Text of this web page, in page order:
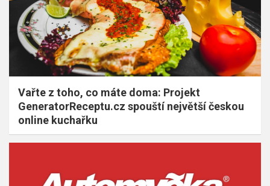
Vařte z toho, co máte doma: Projekt
GeneratorReceptu.cz spouští největší českou
online kuchařku